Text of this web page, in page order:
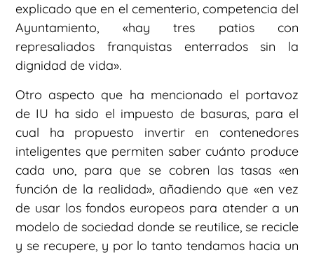
explicado que en el cementerio, competencia del
Ayuntamiento, «hay tres patios con
represaliados franquistas enterrados sin la
dignidad de vida».
Otro aspecto que ha mencionado el portavoz
de IU ha sido el impuesto de basuras, para el
cual ha propuesto invertir en contenedores
inteligentes que permiten saber cuánto produce
cada uno, para que se cobren las tasas «en
función de la realidad», añadiendo que «en vez
de usar los fondos europeos para atender a un
modelo de sociedad donde se reutilice, se recicle
y se recupere, y por lo tanto tendamos hacia un